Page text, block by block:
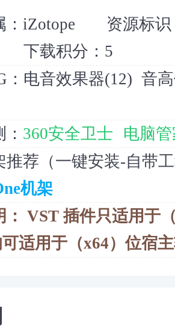
iZotope
资源标
下载积分： 5
电音效果器(12) 音
360安全卫士
电脑
推荐（一键安装-自带
机架
VST 插件只适用于
适用于（x64）位宿